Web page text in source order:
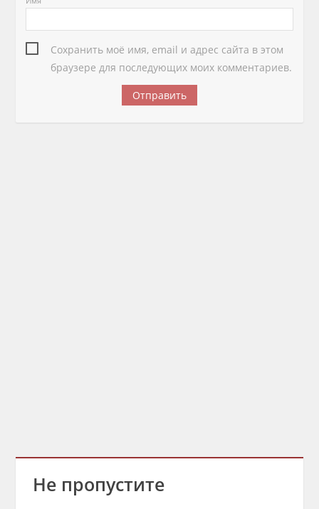
Сохранить моё имя, email и адрес сайта в этом
браузере для последующих моих комментариев.
Не пропустите